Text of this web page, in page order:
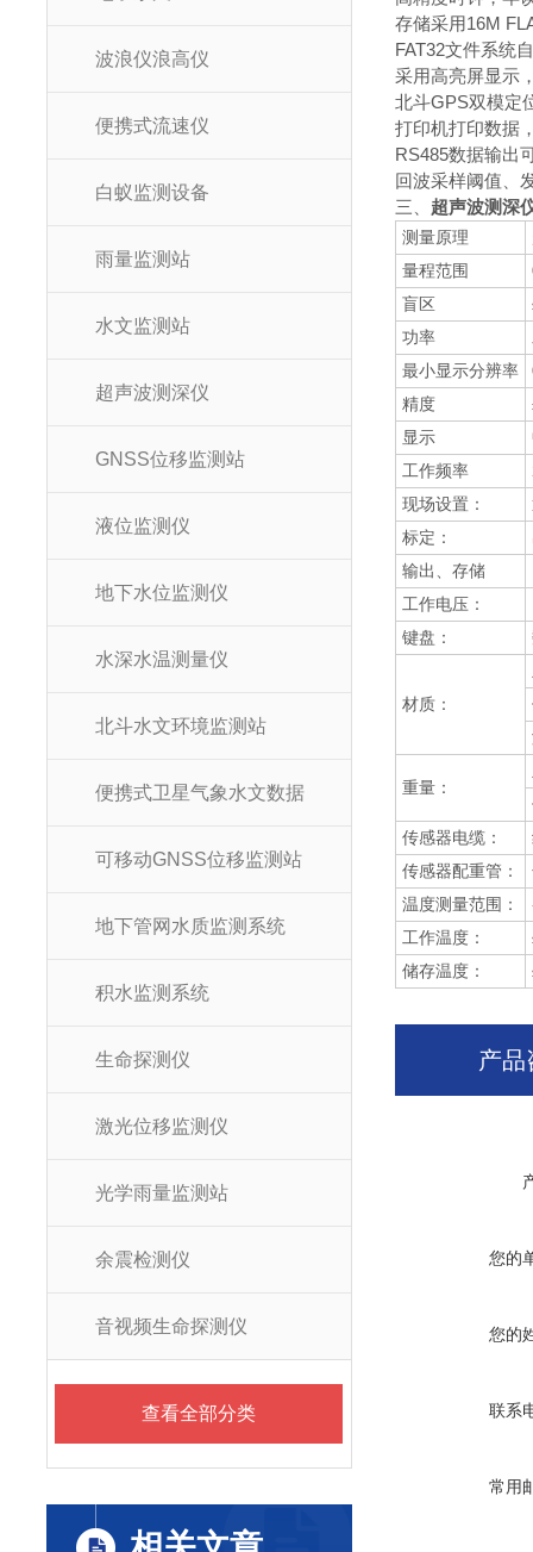
波浪仪浪高仪
便携式流速仪
白蚁监测设备
雨量监测站
水文监测站
超声波测深仪
GNSS位移监测站
液位监测仪
地下水位监测仪
水深水温测量仪
北斗水文环境监测站
便携式卫星气象水文数据
可移动GNSS位移监测站
地下管网水质监测系统
积水监测系统
生命探测仪
激光位移监测仪
光学雨量监测站
余震检测仪
音视频生命探测仪
查看全部分类
存储采用16M
FAT32文件系统
采用高亮屏显示
北斗GPS双模定
打印机打印数据
RS485数据输出
回波采样阈值、
三、 超声波测深
测量原理
量程范围
盲区
功率
最小显示分辨率
精度
显示
工作频率
现场设置：
标定：
输出、存储
工作电压：
键盘：
材质：
重量：
传感器电缆：
传感器配重管：
温度测量范围：
工作温度：
储存温度：
产品
您的
您的
联系
常用